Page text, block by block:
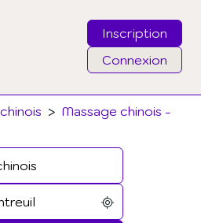
Inscription
Connexion
> Massage chinois -
mon mot de passe